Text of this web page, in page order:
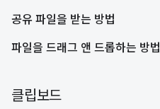
공유 파일을 받는 방법
파일을 드래그 앤 드롭하는 방법
클립보드